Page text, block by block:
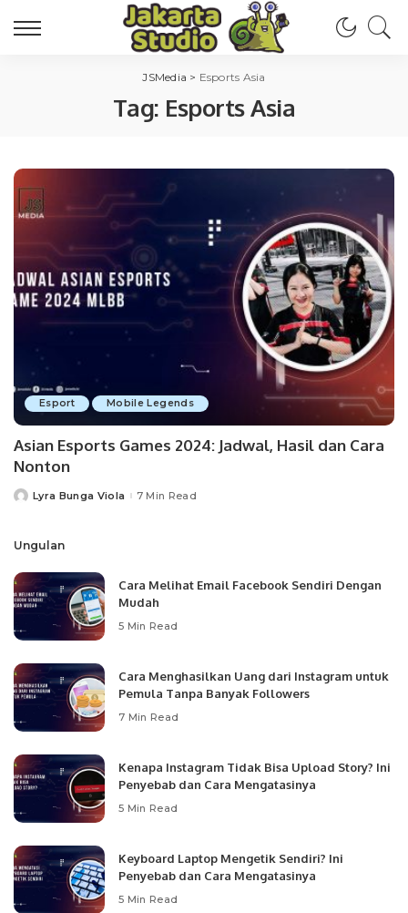
JSMedia > Esports Asia
Tag: Esports Asia
Esport Mobile Legends
Asian Esports Games 2024: Jadwal, Hasil dan Cara
Nonton
PostedLyra Bunga Viola 7 Min Read
Ungulan
Cara Melihat Email Facebook Sendiri Dengan
Mudah
5 Min Read
Cara Menghasilkan Uang dari Instagram untuk
Pemula Tanpa Banyak Followers
7 Min Read
Kenapa Instagram Tidak Bisa Upload Story? Ini
Penyebab dan Cara Mengatasinya
5 Min Read
Keyboard Laptop Mengetik Sendiri? Ini
Penyebab dan Cara Mengatasinya
5 Min Read